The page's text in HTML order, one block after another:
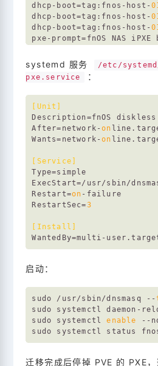
dhcp-boot=tag:fnos-host-
dhcp-boot=tag:fnos-host-
dhcp-boot=tag:fnos-host-
pxe-prompt=fnOS NAS iPXE
pxe-service
=tag:fnos-host-
pxe-service
=tag:fnos-host-
systemd 服务
/etc/
pxe.service
：
[Unit]
Description
After=network-on
Wants=network-on
[Service]
Type
ExecStart=/usr/sbin/
Restart=on
RestartSec=3
[Install]
WantedBy
启动：
sudo /usr/sbin/dnsmasq --
sudo systemctl daemon-
sudo systemctl enable --
迁移完成后停掉 PVE 的 PXE，